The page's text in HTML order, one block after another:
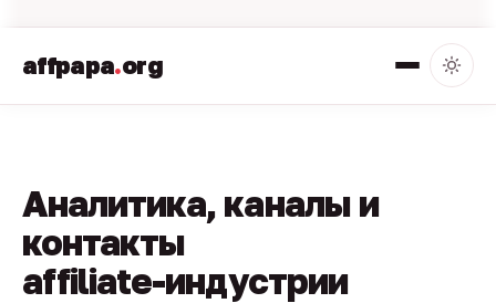
affpapa.org
Аналитика, каналы и
контакты
affiliate-индустрии